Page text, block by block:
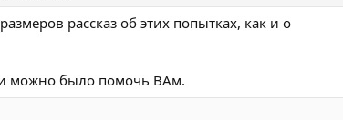
рассказ об этих попытках, как и о
можно было помочь ВАм.